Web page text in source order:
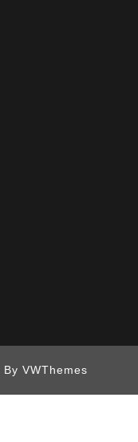
By VWThemes